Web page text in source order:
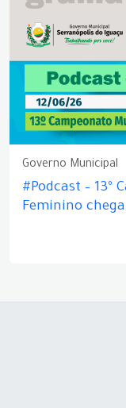
Governo Municipal
#Podcast – 13º
Feminino